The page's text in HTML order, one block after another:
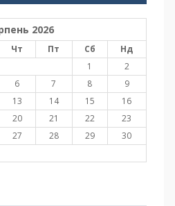
2026
Чт Пт Сб
Нд
1
2
6 7 8
9
13 14 15
16
20 21 22
23
27 28 29
30